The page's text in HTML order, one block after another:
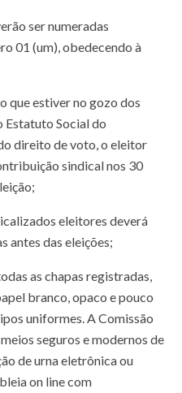
ser numeradas
01 (um), obedecendo à
que estiver no gozo dos
Social do
direito de voto, o eleitor
sindical nos 30
eleitores deverá
antes das eleições;
as chapas registradas,
branco, opaco e pouco
uniformes. A Comissão
seguros e modernos de
de urna eletrônica ou
on line com